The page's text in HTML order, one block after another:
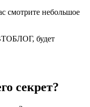
смотрите небольшое
будет
секрет?